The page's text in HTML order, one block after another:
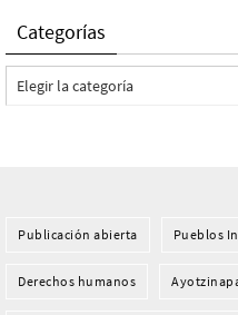
Categorías
Categorías
Publicación abierta Pueblos
Derechos humanos